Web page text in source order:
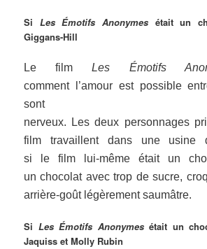
Si Les Émotifs Anonymes était un
Giggans-Hill
Le film Les Émotifs
comment l’amour est possible
sont
nerveux. Les deux personnages
film travaillent dans une usine
si le film lui-même était un
un chocolat avec trop de sucre,
arrière-goût légèrement saumâtre.
Si Les Émotifs Anonymesétait un
Jaquiss et Molly Rubin